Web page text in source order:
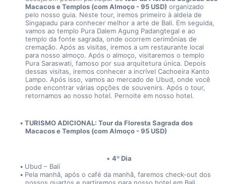
Macacos e Templos (com Almoço - 95 USD) organizado
pelo nosso guia. Neste tour, iremos primeiro à aldeia de
Singapadu para conhecer melhor a arte de Bali. Em seguida,
vamos ao templo Pura Dalem Agung Padangtegal e ao
templo da fonte sagrada, onde ocorrem cerimônias de
cremação. Após as visitas, iremos a um restaurante local
para nosso almoço. Após o almoço, visitaremos o templo
Pura Saraswati, famoso por sua arquitetura única. Depois
dessas visitas, iremos conhecer a incrível Cachoeira Kanto
Lampo. Após isso, vamos ao mercado de Ubud, onde você
pode encontrar várias opções de souvenirs. Após o tour,
retornamos ao nosso hotel. Pernoite em nosso hotel.
TURISMO ADICIONAL: Tour da Floresta Sagrada dos
Macacos e Templos (com Almoço - 95 USD)
4º Dia
Ubud – Balí
Pela manhã, após o café da manhã, faremos check-out dos